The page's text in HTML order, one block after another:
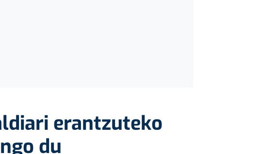
erantzuteko
du